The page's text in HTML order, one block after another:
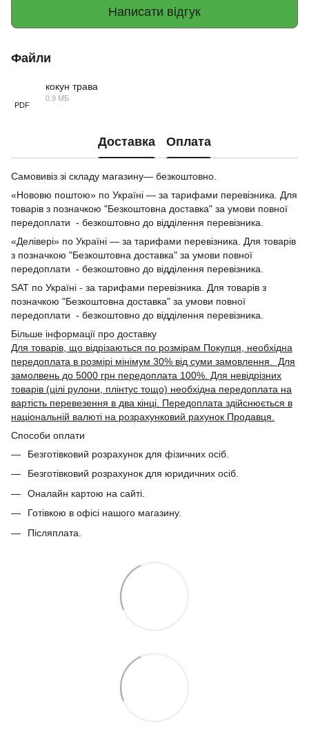
Написати відгук
Файли
PDF
кокун трава
0.9 МБ
Доставка Оплата
Самовивіз зі складу магазину— безкоштовно.
«Нововю поштою» по Україні — за тарифами перевізника. Для
товарів з позначкою "Безкоштовна доставка" за умови повної
передоплати - безкоштовно до відділення перевізника.
«Делівері» по Україні — за тарифами перевізника. Для товарів
з позначкою "Безкоштовна доставка" за умови повної
передоплати - безкоштовно до відділення перевізника.
SAT по Україні - за тарифами перевізника. Для товарів з
позначкою "Безкоштовна доставка" за умови повної
передоплати - безкоштовно до відділення перевізника.
Більше інформації про доставку
Для товарів, що відрізаються по розмірам Покупця, необхідна
передоплата в розмірі мінімум 30% від суми замовлення. Для
замолвень до 5000 грн передоплата 100%. Для невідрізних
товарів (цілі рулони, плінтус тощо) необхідна передоплата на
вартість перевезення в два кінці. Передоплата здійснюється в
національній валюті на розрахунковий рахунок Продавця.
Способи оплати
Безготівковий розрахунок для фізичних осіб.
Безготівковий розрахунок для юридичних осіб.
Оналайн картою на сайті.
Готівкою в офісі нашого магазину.
Післяплата.